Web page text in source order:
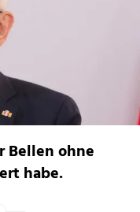
Bellen ohne
habe.